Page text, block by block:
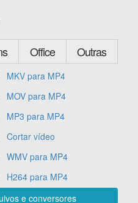
Office Outras
MKV para MP4
MOV para MP4
MP3 para MP4
Cortar vídeo
WMV para MP4
H264 para MP4
e conversores